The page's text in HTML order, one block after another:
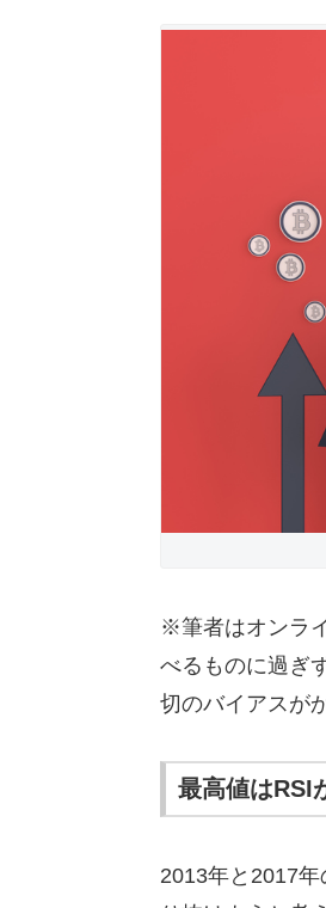
※筆者はオンラ
べるものに過ぎ
切のバイアスが
最高値はRSI
2013年と2017